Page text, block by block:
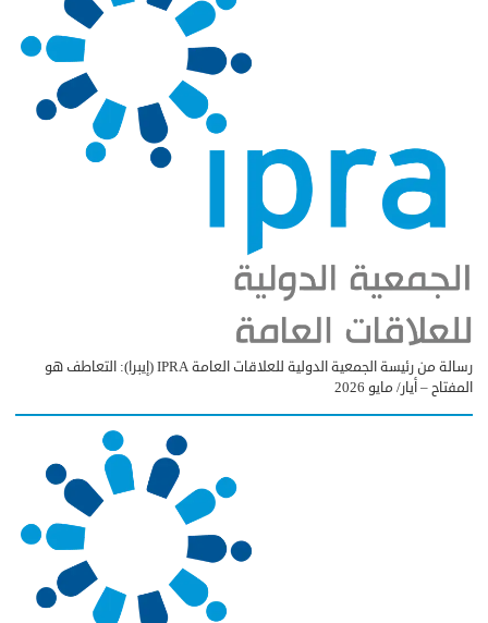
رسالة من رئيسة الجمعية الدولية للعلاقات العامة IPRA (إيبرا): التعاطف هو
المفتاح – أيار/ مايو 2026